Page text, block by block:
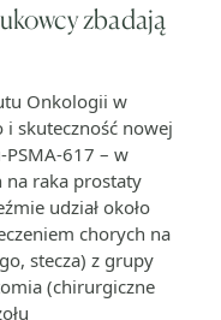
zbadają
Onkologii w
i skuteczność nowej
617 – w
na raka prostaty
udział około
chorych na
stecza) z grupy
(chirurgiczne